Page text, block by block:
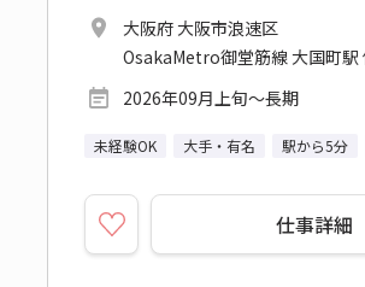
大阪府 大阪市浪速区
OsakaMetro御堂筋線 大国町駅
2026年09月上旬～長期
未経験OK 大手・有名 駅から5分
仕事詳細